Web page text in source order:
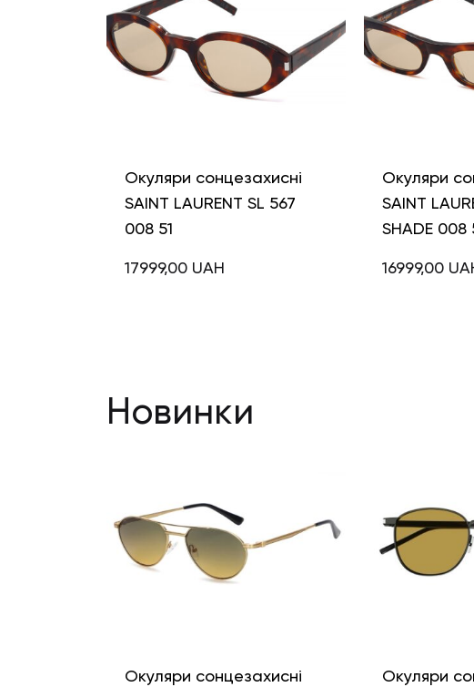
Окуляри сонцезахисні
SAINT LAURENT SL 567
008 51
17999,00 UAH
Окуляри
SAINT
SHADE 008
16999,00
Новинки
Окуляри сонцезахисні
Окуляри